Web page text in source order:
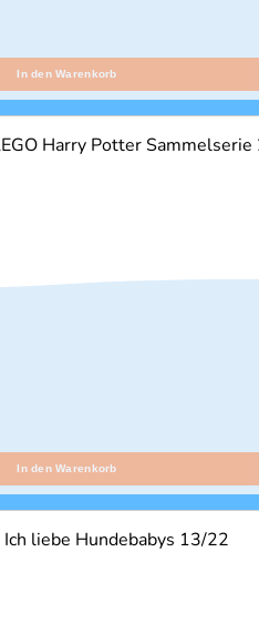
In den Warenkorb
In den Warenkorb